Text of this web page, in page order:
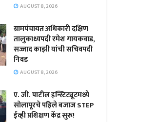
AUGUST 8, 2026
ग्रामपंचायत अधिकारी दक्षिण
तालुकाध्यपदी रमेश गायकवाड,
सज्जाद काझी यांची सचिवपदी
निवड
AUGUST 8, 2026
ए. जी. पाटील इन्स्टिट्यूटमध्ये
सोलापूरचे पहिले बजाज STEP
ईव्ही प्रशिक्षण केंद्र सुरू!